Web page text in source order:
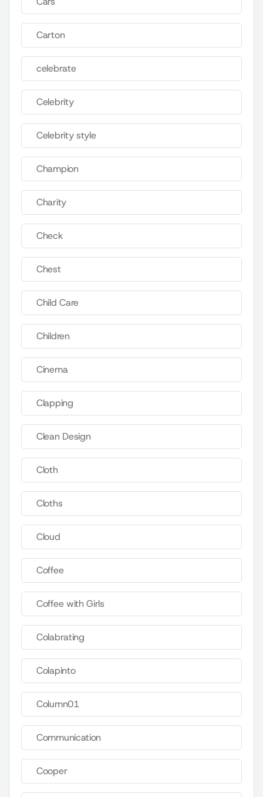
Carton
celebrate
Celebrity
Celebrity style
Champion
Charity
Check
Chest
Child Care
Children
Cinema
Clapping
Clean Design
Cloth
Cloths
Cloud
Coffee
Coffee with Girls
Colabrating
Colapinto
Column01
Communication
Cooper